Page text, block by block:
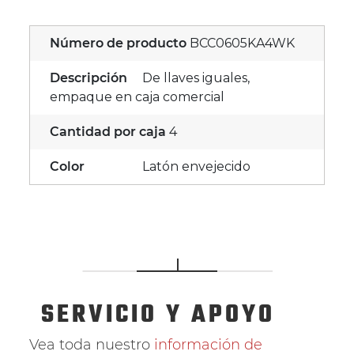
Número de producto BCC0605KA4WK
Descripción
De llaves iguales,
empaque en caja comercial
Cantidad por caja 4
Color Latón envejecido
SERVICIO Y APOYO
Vea toda nuestro información de